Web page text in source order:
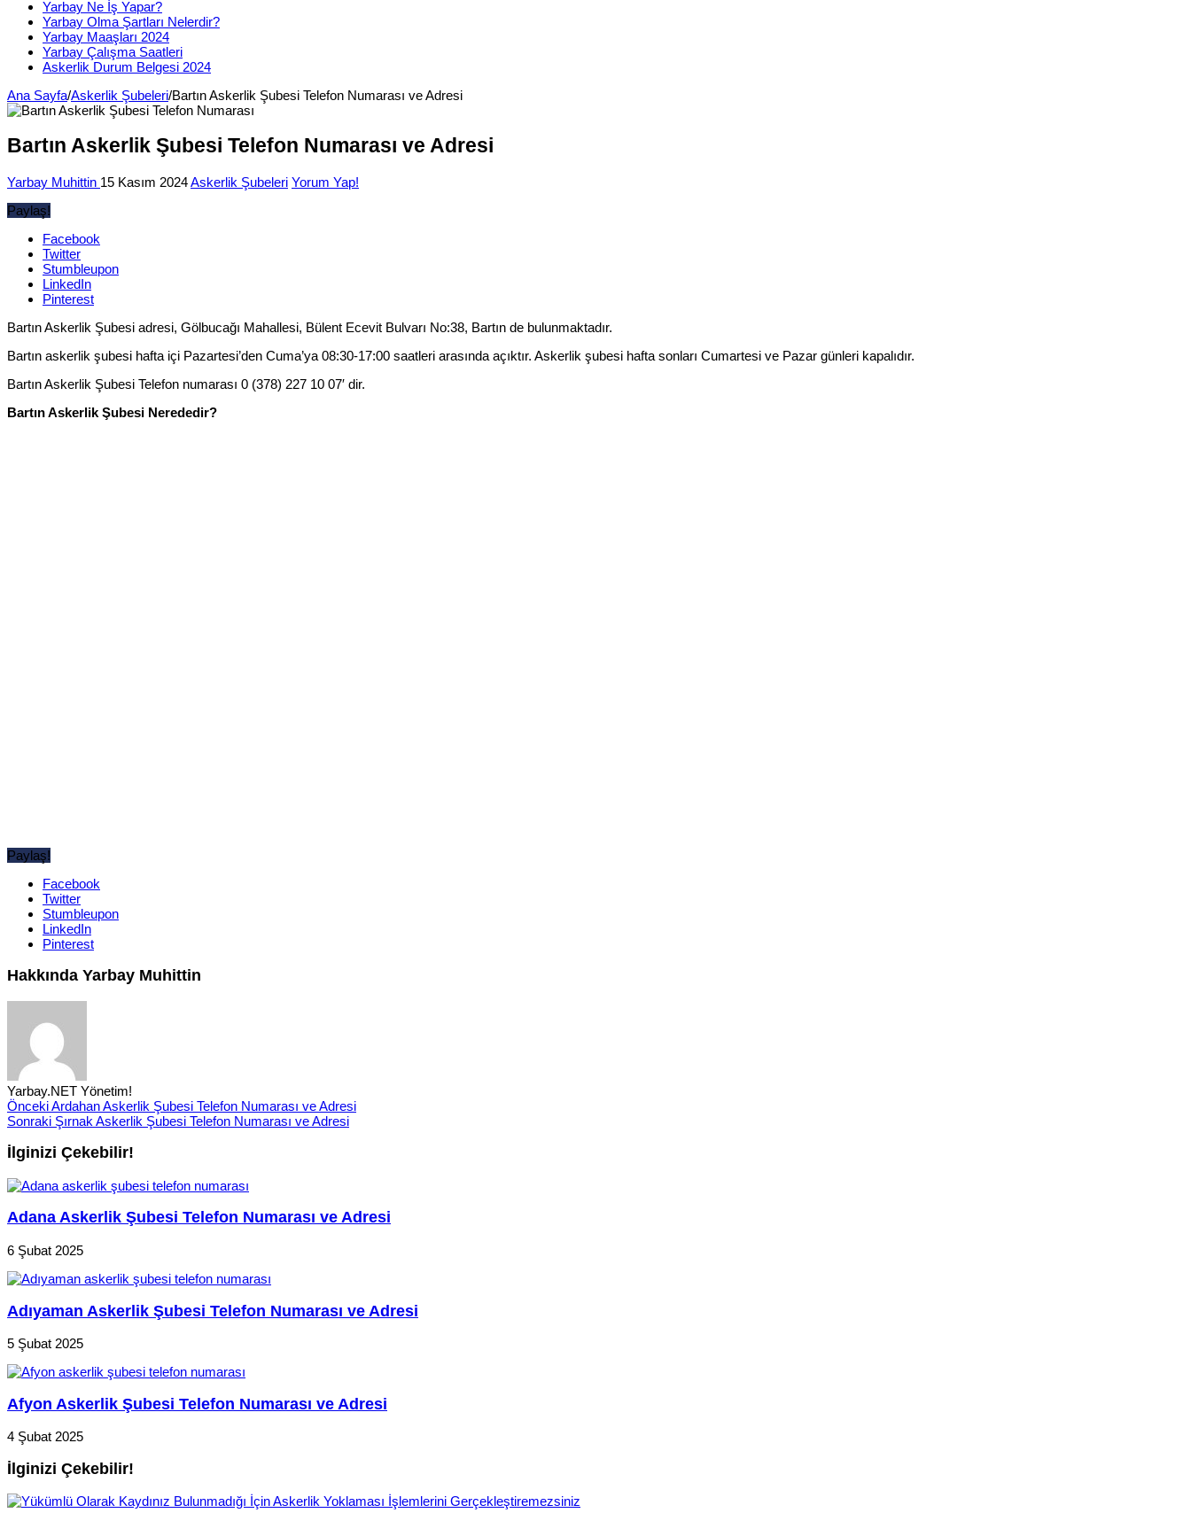
Yarbay Ne İş Yapar?
Yarbay Olma Şartları Nelerdir?
Yarbay Maaşları 2024
Yarbay Çalışma Saatleri
Askerlik Durum Belgesi 2024
Ana Sayfa/Askerlik Şubeleri/Bartın Askerlik Şubesi Telefon Numarası ve Adresi
Bartın Askerlik Şubesi Telefon Numarası ve Adresi
Yarbay Muhittin 15 Kasım 2024Askerlik Şubeleri Yorum Yap!
Paylaş!
Facebook
Twitter
Stumbleupon
LinkedIn
Pinterest
Bartın Askerlik Şubesi adresi, Gölbucağı Mahallesi, Bülent Ecevit Bulvarı No:38, Bartın de bulunmaktadır.
Bartın askerlik şubesi hafta içi Pazartesi’den Cuma’ya 08:30-17:00 saatleri arasında açıktır. Askerlik şubesi hafta sonları Cumartesi ve Pazar günleri kapalıdır.
Bartın Askerlik Şubesi Telefon numarası 0 (378) 227 10 07′ dir.
Bartın Askerlik Şubesi Nerededir?
Paylaş!
Facebook
Twitter
Stumbleupon
LinkedIn
Pinterest
Hakkında Yarbay Muhittin
Yarbay.NET Yönetim!
ÖncekiArdahan Askerlik Şubesi Telefon Numarası ve Adresi
Sonraki Şırnak Askerlik Şubesi Telefon Numarası ve Adresi
İlginizi Çekebilir!
Adana Askerlik Şubesi Telefon Numarası ve Adresi
6 Şubat 2025
Adıyaman Askerlik Şubesi Telefon Numarası ve Adresi
5 Şubat 2025
Afyon Askerlik Şubesi Telefon Numarası ve Adresi
4 Şubat 2025
İlginizi Çekebilir!